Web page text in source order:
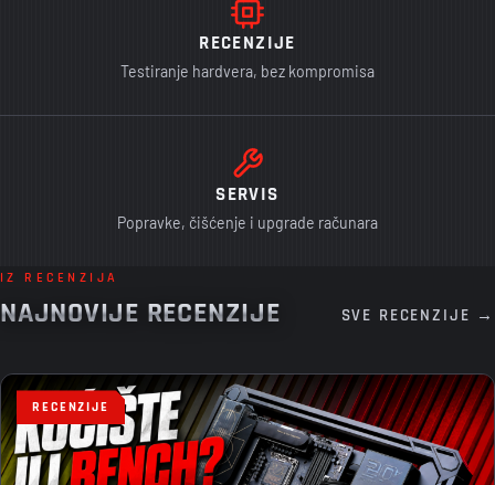
RECENZIJE
Testiranje hardvera, bez kompromisa
SERVIS
Popravke, čišćenje i upgrade računara
IZ RECENZIJA
NAJNOVIJE RECENZIJE SVE RECENZIJE →
RECENZIJE